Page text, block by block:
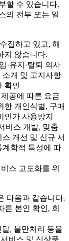
할 수 있습니다.
의 전부 또는 일
집하고 있고, 해
지 않습니다.
·유지·탈퇴 의사
소개 및 고지사항
확인
공에 따른 요금
한 개인식별, 구매
인가 사용방지
비스 개발, 맞춤
개선 및 신규 서
계학적 특성에 따
스 고도화를 위
다음과 같습니다.
른 본인 확인, 회
, 불만처리 등을